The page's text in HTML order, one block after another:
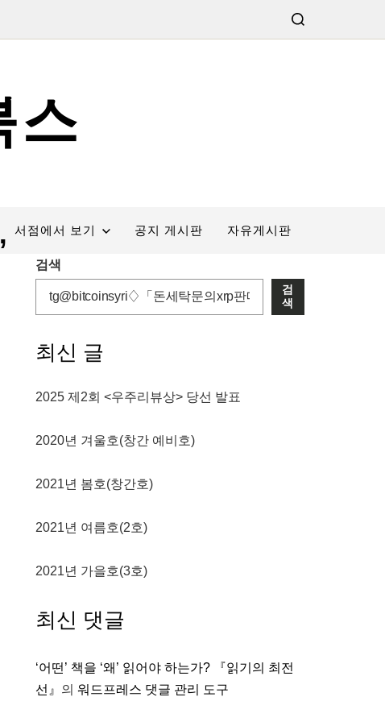
스
서점에서 보기 공지 게시판 자유게시판
검색
검
색
최신 글
2025 제2회 <우주리뷰상> 당선 발표
2020년 겨울호(창간 예비호)
2021년 봄호(창간호)
2021년 여름호(2호)
2021년 가을호(3호)
최신 댓글
‘어떤’ 책을 ‘왜’ 읽어야 하는가? 『읽기의 최전
선』 의 워드프레스 댓글 관리 도구